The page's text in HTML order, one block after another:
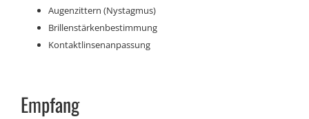
Augenzittern (Nystagmus)
Brillenstärkenbestimmung
Kontaktlinsenanpassung
Empfang